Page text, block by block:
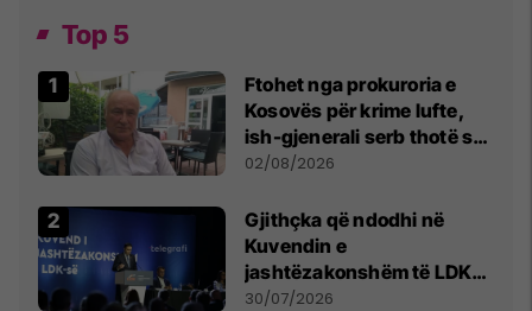
Top 5
Ftohet nga prokuroria e
Kosovës për krime lufte,
ish-gjenerali serb thotë se
dikush e tradhtoi në
02/08/2026
Gjithçka që ndodhi në
Kuvendin e
jashtëzakonshëm të LDK-
së
30/07/2026